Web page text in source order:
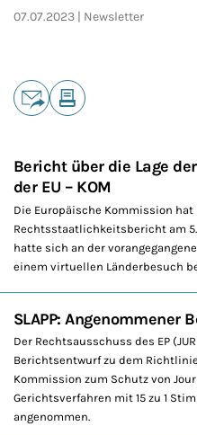
07.07.2023 Newsletter
Teilen
Bericht über die Lage
der EU – KOM
Die Europäische Kommission
Rechtsstaatlichkeitsbericht am
hatte sich an der
einem virtuellen Länderbesuch
SLAPP: Angenommener
Der Rechtsausschuss des EP
Berichtsentwurf zu dem
Kommission zum Schutz von
Gerichtsverfahren mit 15 zu 1
angenommen.